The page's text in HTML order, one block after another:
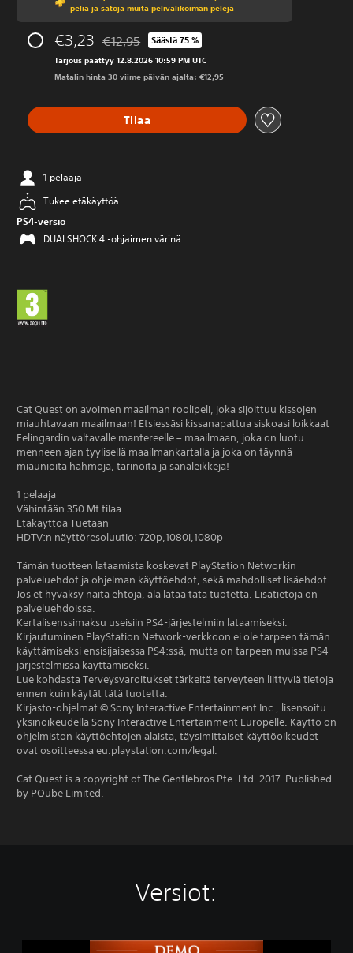
peliä ja satoja muita pelivalikoiman pelejä
€3,23 Alennettu alkuperäisestä hinnasta €12,95
€12,95 Säästä 75 %
Tarjous päättyy 12.8.2026 10:59 PM UTC
Matalin hinta 30 viime päivän ajalta: €12,95
Tilaa
1 pelaaja
Tukee etäkäyttöä
PS4-versio
DUALSHOCK 4 -ohjaimen värinä
Cat Quest on avoimen maailman roolipeli, joka sijoittuu kissojen
miauhtavaan maailmaan! Etsiessäsi kissanapattua siskoasi loikkaat
Felingardin valtavalle mantereelle – maailmaan, joka on luotu
menneen ajan tyylisellä maailmankartalla ja joka on täynnä
miaunioita hahmoja, tarinoita ja sanaleikkejä!
1 pelaaja
Vähintään 350 Mt tilaa
Etäkäyttöä Tuetaan
HDTV:n näyttöresoluutio: 720p,1080i,1080p
Tämän tuotteen lataamista koskevat PlayStation Networkin
palveluehdot ja ohjelman käyttöehdot, sekä mahdolliset lisäehdot.
Jos et hyväksy näitä ehtoja, älä lataa tätä tuotetta. Lisätietoja on
palveluehdoissa.
Kertalisenssimaksu useisiin PS4-järjestelmiin lataamiseksi.
Kirjautuminen PlayStation Network-verkkoon ei ole tarpeen tämän
käyttämiseksi ensisijaisessa PS4:ssä, mutta on tarpeen muissa PS4-
järjestelmissä käyttämiseksi.
Lue kohdasta Terveysvaroitukset tärkeitä terveyteen liittyviä tietoja
ennen kuin käytät tätä tuotetta.
Kirjasto-ohjelmat © Sony Interactive Entertainment Inc., lisensoitu
yksinoikeudella Sony Interactive Entertainment Europelle. Käyttö on
ohjelmiston käyttöehtojen alaista, täysimittaiset käyttöoikeudet
ovat osoitteessa eu.playstation.com/legal.
Cat Quest is a copyright of The Gentlebros Pte. Ltd. 2017. Published
by PQube Limited.
Versiot: